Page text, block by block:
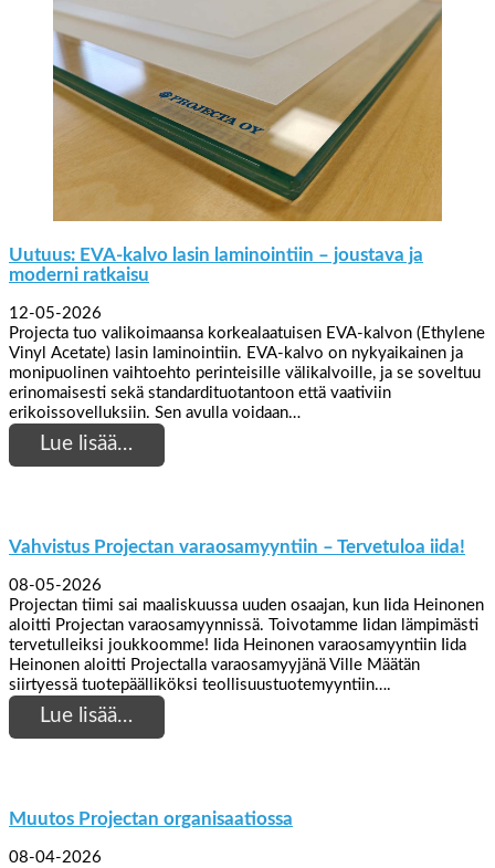
Uutuus: EVA-kalvo lasin laminointiin – joustava ja
moderni ratkaisu
12-05-2026
Projecta tuo valikoimaansa korkealaatuisen EVA-kalvon (Ethylene
Vinyl Acetate) lasin laminointiin. EVA-kalvo on nykyaikainen ja
monipuolinen vaihtoehto perinteisille välikalvoille, ja se soveltuu
erinomaisesti sekä standardituotantoon että vaativiin
erikoissovelluksiin. Sen avulla voidaan…
Lue lisää…
Vahvistus Projectan varaosamyyntiin – Tervetuloa iida!
08-05-2026
Projectan tiimi sai maaliskuussa uuden osaajan, kun Iida Heinonen
aloitti Projectan varaosamyynnissä. Toivotamme Iidan lämpimästi
tervetulleiksi joukkoomme! Iida Heinonen varaosamyyntiin Iida
Heinonen aloitti Projectalla varaosamyyjänä Ville Määtän
siirtyessä tuotepäälliköksi teollisuustuotemyyntiin….
Lue lisää…
Muutos Projectan organisaatiossa
08-04-2026